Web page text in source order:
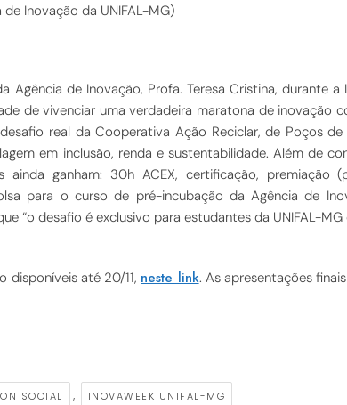
Inovação da UNIFAL-MG)
de Inovação, Profa. Teresa Cristina, durante a
de vivenciar uma verdadeira maratona de inovação
real da Cooperativa Ação Reciclar, de Poços
em inclusão, renda e sustentabilidade. Além de
ainda ganham: 30h ACEX, certificação, premiação
para o curso de pré-incubação da Agência de
“o desafio é exclusivo para estudantes da UNIFAL-
disponíveis até 20/11, neste link. As apresentações
SOCIAL , INOVAWEEK UNIFAL-MG